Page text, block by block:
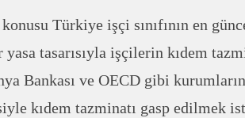
Türkiye işçi sınıfının en
tasarısıyla işçilerin kıdem
Bankası ve OECD gibi
kıdem tazminatı gasp edilmek